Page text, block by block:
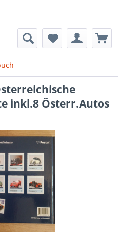
inkl.8 Österr.Autos